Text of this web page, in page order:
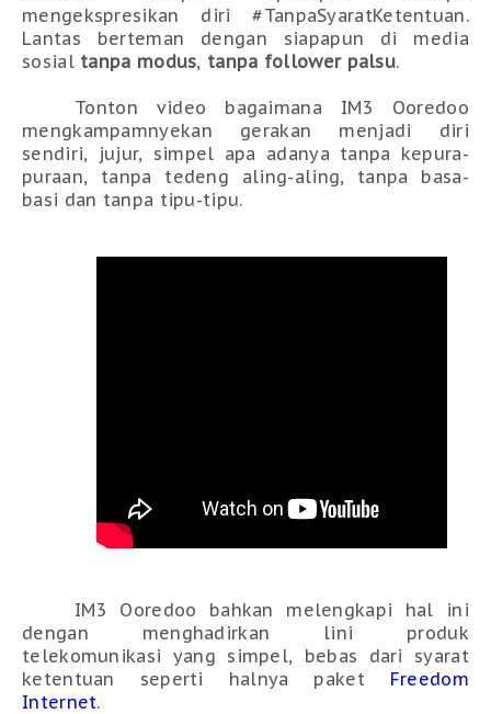
mengekspresikan diri #TanpaSyaratKetentuan.
Lantas berteman dengan siapapun di media
sosial tanpa modus, tanpa follower palsu.
Tonton video bagaimana IM3 Ooredoo
mengkampamnyekan gerakan menjadi diri
sendiri, jujur, simpel apa adanya tanpa kepura-
puraan, tanpa tedeng aling-aling, tanpa basa-
basi dan tanpa tipu-tipu.
IM3 Ooredoo bahkan melengkapi hal ini
dengan menghadirkan lini produk
telekomunikasi yang simpel, bebas dari syarat
ketentuan seperti halnya paket Freedom
Internet.